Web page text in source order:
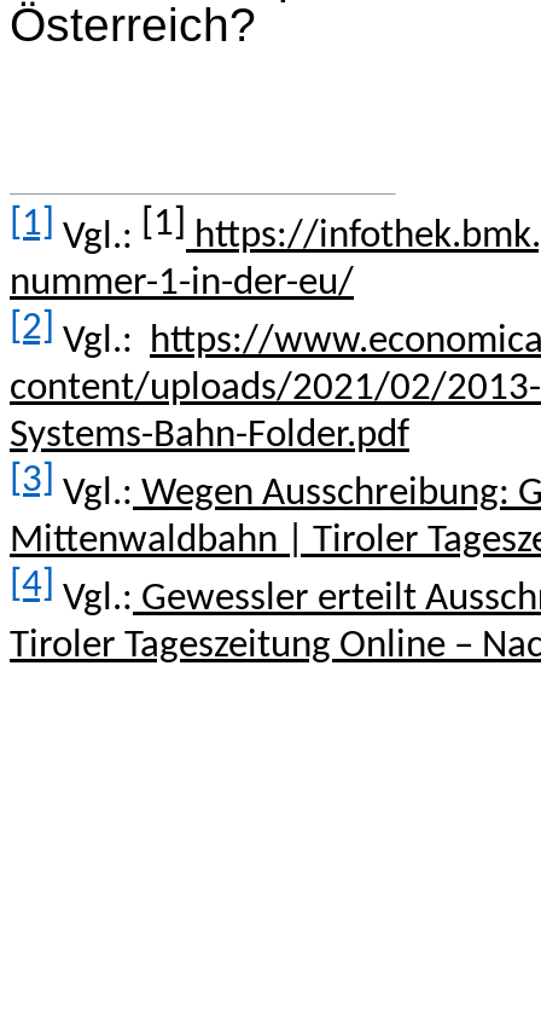
Österreich?
[1] Vgl.: [1]
https://
nummer-1-in-der-eu/
[2] Vgl.: https://
content/uploads/2021/02/2013-
Systems-Bahn-Folder.pdf
[3] Vgl.: Wegen Ausschreibung:
Mittenwaldbahn | Tiroler
[4] Vgl.: Gewessler erteilt
Tiroler Tageszeitung Online –